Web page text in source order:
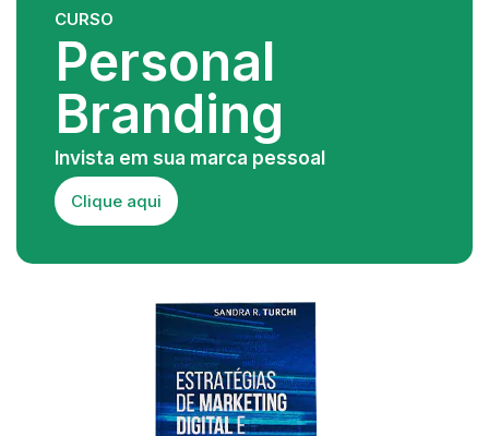
CURSO
Personal
Branding
Invista em sua marca pessoal
Clique aqui